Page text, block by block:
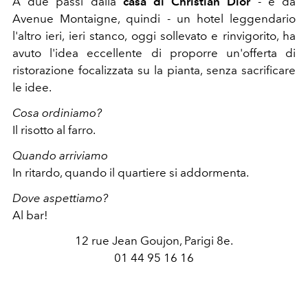
Avenue Montaigne, quindi - un hotel leggendario
l'altro ieri, ieri stanco, oggi sollevato e rinvigorito, ha
avuto l'idea eccellente di proporre un'offerta di
ristorazione focalizzata su la pianta, senza sacrificare
le idee.
Cosa ordiniamo?
Il risotto al farro.
Quando arriviamo
In ritardo, quando il quartiere si addormenta.
Dove aspettiamo?
Al bar!
12 rue Jean Goujon, Parigi 8e.
01 44 95 16 16